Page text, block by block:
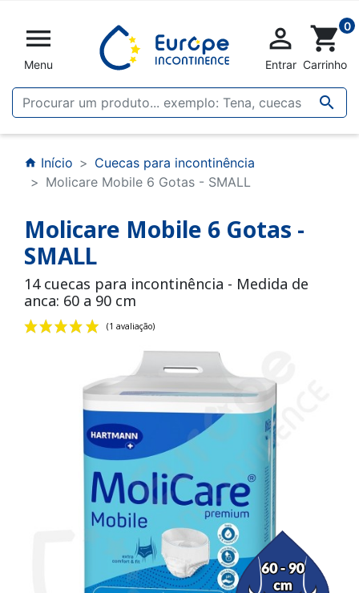

Menu


Entrar
shopping_cart 0
Carrinho
home Início
Cuecas para incontinência
Molicare Mobile 6 Gotas - SMALL
Molicare Mobile 6 Gotas -
SMALL
14 cuecas para incontinência - Medida de
anca: 60 a 90 cm